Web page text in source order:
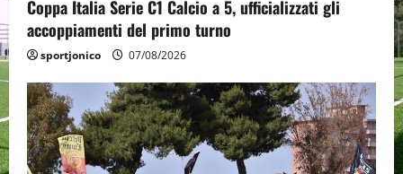
Coppa Italia Serie C1 Calcio a 5, ufficializzati gli
accoppiamenti del primo turno
sportjonico 07/08/2026